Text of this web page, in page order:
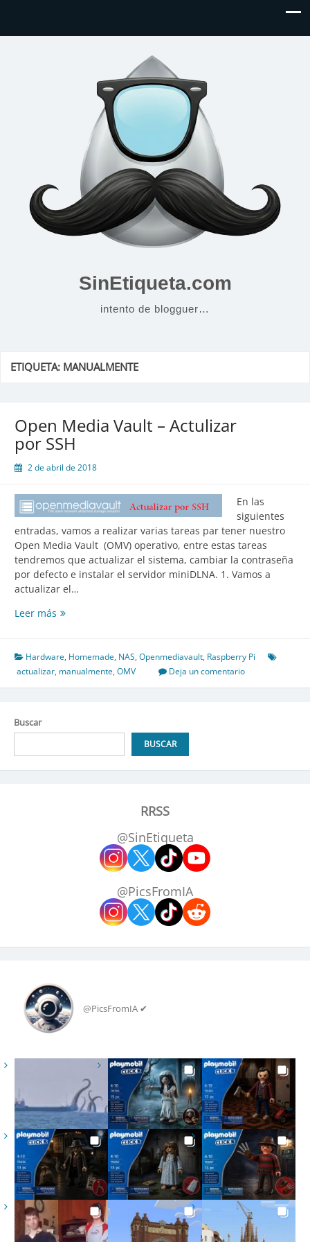
SinEtiqueta.com
intento de blogguer…
ETIQUETA: MANUALMENTE
Open Media Vault – Actulizar
por SSH
2 de abril de 2018
En las
siguientes
entradas, vamos a realizar varias tareas par tener nuestro
Open Media Vault (OMV) operativo, entre estas tareas
tendremos que actualizar el sistema, cambiar la contraseña
por defecto e instalar el servidor miniDLNA. 1. Vamos a
actualizar el…
Leer más Open
–
Actulizar
por
Hardware, Homemade, NAS,Openmediavault, Raspberry Pi
actualizar, manualmente,OMV Deja un comentario
Buscar
BUSCAR
RRSS
@SinEtiqueta
@PicsFromIA
@PicsFromIA ✔